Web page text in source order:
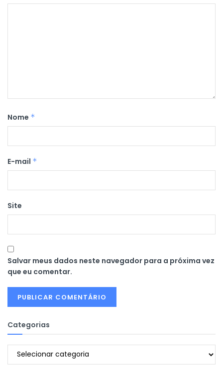
Nome *
E-mail *
Site
Salvar meus dados neste navegador para a próxima vez
que eu comentar.
Categorias
Categorias